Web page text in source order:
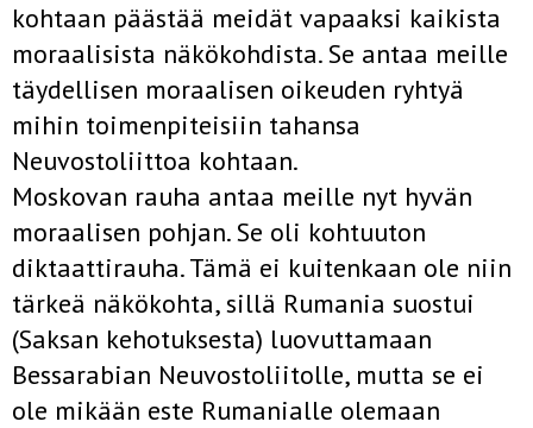
kohtaan päästää meidät vapaaksi kaikista
moraalisista näkökohdista. Se antaa meille
täydellisen moraalisen oikeuden ryhtyä
mihin toimenpiteisiin tahansa
Neuvostoliittoa kohtaan.
Moskovan rauha antaa meille nyt hyvän
moraalisen pohjan. Se oli kohtuuton
diktaattirauha. Tämä ei kuitenkaan ole niin
tärkeä näkökohta, sillä Rumania suostui
(Saksan kehotuksesta) luovuttamaan
Bessarabian Neuvostoliitolle, mutta se ei
ole mikään este Rumanialle olemaan